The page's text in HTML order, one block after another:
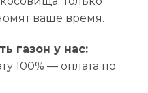
ваше время.
газон у нас:
100% — оплата по